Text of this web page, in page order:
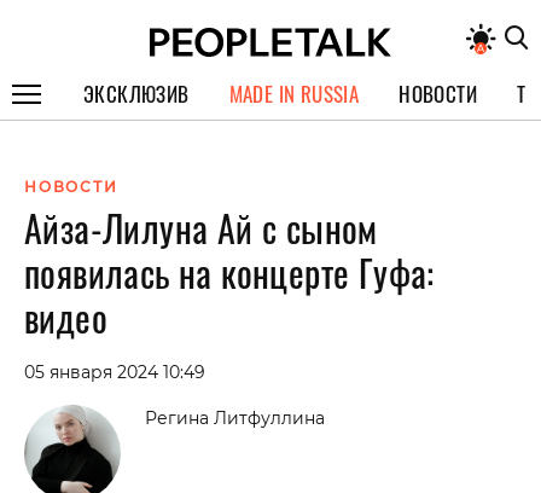
ЭКСКЛЮЗИВ
СПЕЦПРОЕКТЫ
ИНТЕРВЬЮ
ПОКОЛЕНИЕ
MADE IN RUSSIA НОВОСТИ
НОВОСТИ
Айза-Лилуна Ай с сыном
появилась на концерте Гуфа:
видео
05 января 2024 10:49
Регина Литфуллина